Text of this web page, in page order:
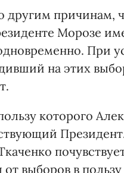
другим причинам,
Морозе
При
на этих
которого
выборов в